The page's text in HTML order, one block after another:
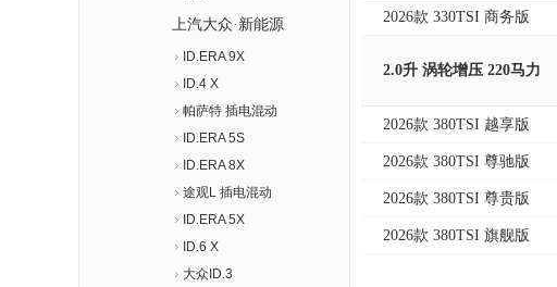
上汽大众·新能源
ID.ERA 9X
ID.4 X
帕萨特 插电混动
ID.ERA 5S
ID.ERA 8X
途观L 插电混动
ID.ERA 5X
ID.6 X
大众ID.3
2026款 330TSI 商务版
2.0升 涡轮增压 220马力
2026款 380TSI 越享版
2026款 380TSI 尊驰版
2026款 380TSI 尊贵版
2026款 380TSI 旗舰版